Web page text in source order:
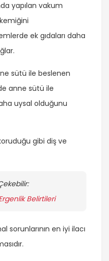
yapılan vakum
ek gıdaları daha
sütü ile beslenen
anne sütü ile
uysal olduğunu
gibi diş ve
Belirtileri
sorunlarının en iyi ilacı